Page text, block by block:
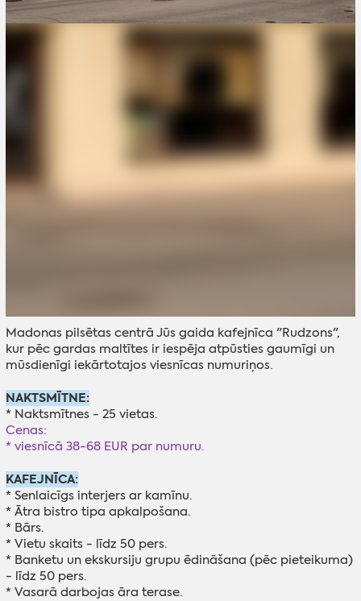
Madonas pilsētas centrā Jūs gaida kafejnīca "Rudzons",
kur pēc gardas maltītes ir iespēja atpūsties gaumīgi un
mūsdienīgi iekārtotajos viesnīcas numuriņos.
NAKTSMĪTNE:
* Naktsmītnes - 25 vietas.
Cenas:
* viesnīcā 38-68 EUR par numuru.
KAFEJNĪCA:
* Senlaicīgs interjers ar kamīnu.
* Ātra bistro tipa apkalpošana.
* Bārs.
* Vietu skaits - līdz 50 pers.
* Banketu un ekskursiju grupu ēdināšana (pēc pieteikuma)
- līdz 50 pers.
* Vasarā darbojas āra terase.